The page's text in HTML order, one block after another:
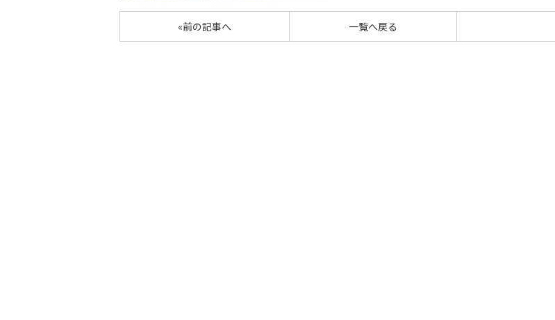
«前の記事へ 一覧へ戻る